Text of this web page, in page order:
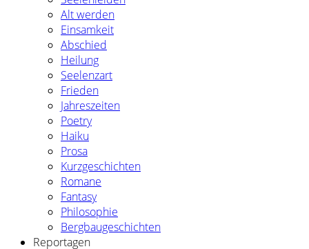
Alt werden
Einsamkeit
Abschied
Heilung
Seelenzart
Frieden
Jahreszeiten
Poetry
Haiku
Prosa
Kurzgeschichten
Romane
Fantasy
Philosophie
Bergbaugeschichten
Reportagen